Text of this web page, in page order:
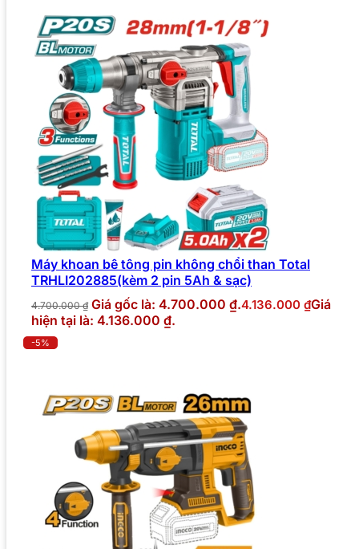
Máy khoan bê tông pin không chổi than Total
TRHLI202885(kèm 2 pin 5Ah & sạc)
4.700.000₫ Giá gốc là: 4.700.000 ₫.4.136.000 ₫Giá
hiện tại là: 4.136.000 ₫.
-5%